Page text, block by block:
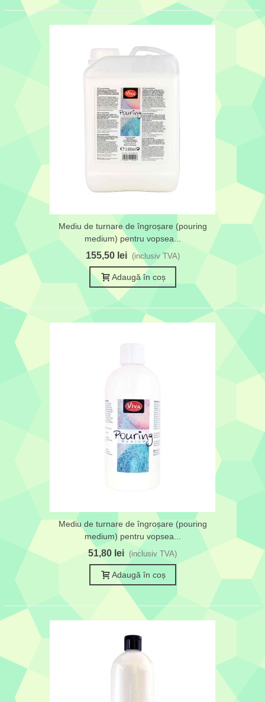
Mediu de turnare de îngroșare (pouring
medium) pentru vopsea...
155,50 lei (inclusiv TVA)
Adaugă în coș
Mediu de turnare de îngroșare (pouring
medium) pentru vopsea...
51,80 lei (inclusiv TVA)
Adaugă în coș